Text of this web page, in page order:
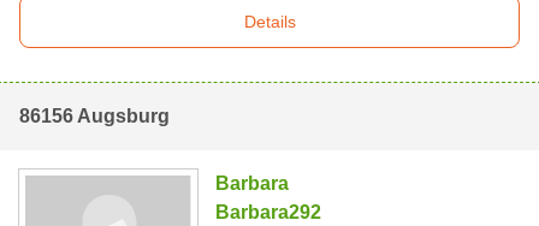
Details
86156 Augsburg
Barbara
Barbara292